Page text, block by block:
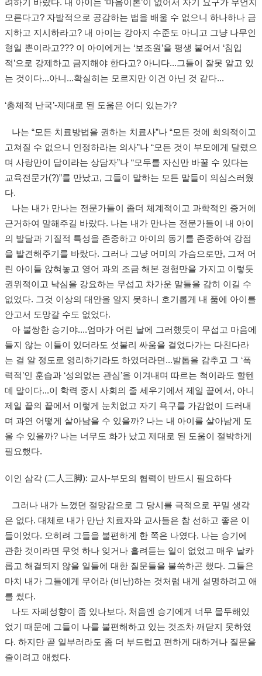
려하기 바랐다. 내 아이는 ‘마음이론’이 없어서 자기 요구가 무언지
모른다고? 자발적으로 공감하는 법을 배울 수 없으니 하나하나 금
지하고 지시하라고? 내 아이는 강아지 수준도 아니고 그냥 나무인
형일 뿐이라고??? 이 아이에게는 ‘보조원’을 평생 붙어서 ‘침입
적’으로 강제하고 금지해야 한다고? 아니다...그들이 잘못 알고 있
는 것이다...아니...확실히는 모르지만 이건 아닌 것 같다...
‘총체적 난국’-제대로 된 도움은 어디 있는가?
나는 “모든 치료방법을 권하는 치료사”나 “모든 것에 회의적이고
고쳐질 수 없으니 인정하라는 의사”나 “모든 것이 부모에게 달렸으
며 사랑만이 답이라는 상담자”나 “모두를 자신만 바꿀 수 있다는
교육전문가(?)”를 만났고, 그들이 말하는 모든 말들이 의심스러웠
다.
나는 내가 만나는 전문가들이 좀더 체계적이고 과학적인 증거에
근거하여 말해주길 바랐다. 나는 내가 만나는 전문가들이 내 아이
의 발달과 기질적 특성을 존중하고 아이의 동기를 존중하여 강점
을 발견해주기를 바랐다. 그러나 그냥 어미의 가슴으로만, 그저 어
린 아이들 앉혀놓고 영어 과외 조금 해본 경험만을 가지고 이렇듯
권위적이고 낙심을 강요하는 무섭고 차가운 말들을 감히 이길 수
없었다. 그것 이상의 대안을 알지 못하니 호기롭게 내 품에 아이를
안고서 도망갈 수도 없었다.
아 불쌍한 승기야....엄마가 어린 날에 그러했듯이 무섭고 마음에
들지 않는 이들이 있더라도 섯불리 싸움을 걸었다가는 다친다라
는 걸 알 정도로 영리하기라도 하였더라면...발톱을 감추고 그 ‘폭
력적’인 훈습과 ‘성의없는 관심’을 이겨내며 따르는 척이라도 할텐
데 말이다...이 학력 중시 사회의 줄 세우기에서 제일 끝에서, 아니
제일 끝의 끝에서 이렇게 눈치없고 자기 욕구를 가감없이 드러내
며 과연 어떻게 살아남을 수 있을까? 나는 내 아이를 살아남게 도
울 수 있을까? 나는 너무도 화가 났고 제대로 된 도움이 절박하게
필요했다.
이인 삼각 (二人三脚): 교사-부모의 협력이 반드시 필요하다
그러나 내가 느꼈던 절망감으로 그 당시를 극적으로 꾸밀 생각
은 없다. 대체로 내가 만난 치료자와 교사들은 참 선하고 좋은 이
들이었다. 오히려 그들을 불편하게 한 쪽은 나였다. 나는 승기에
관한 것이라면 무엇 하나 잊거나 흘려듣는 일이 없었고 매우 날카
롭고 해결되지 않을 일들에 대한 질문들을 불쑥하곤 했다. 그들은
마치 내가 그들에게 무어라 (비난)하는 것처럼 내게 설명하려고 애
를 썼다.
나도 자폐성향이 좀 있나보다. 처음엔 승기에게 너무 몰두해있
었기 때문에 그들이 나를 불편해하고 있는 것조차 깨닫지 못하였
다. 하지만 곧 일부러라도 좀 더 부드럽고 편하게 대하거나 질문을
줄이려고 애썼다.